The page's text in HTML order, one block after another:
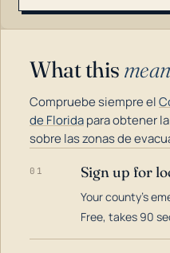
What this
Compruebe siempre el
de Floridapara obtener
sobre las zonas de
01 Sign up for
Your county's
Free, takes 90